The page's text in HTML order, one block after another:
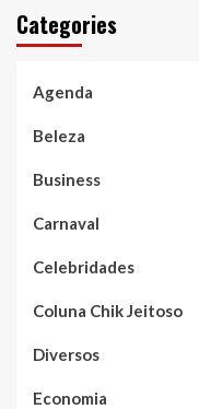
Categories
Agenda
Beleza
Business
Carnaval
Celebridades
Coluna Chik Jeitoso
Diversos
Economia